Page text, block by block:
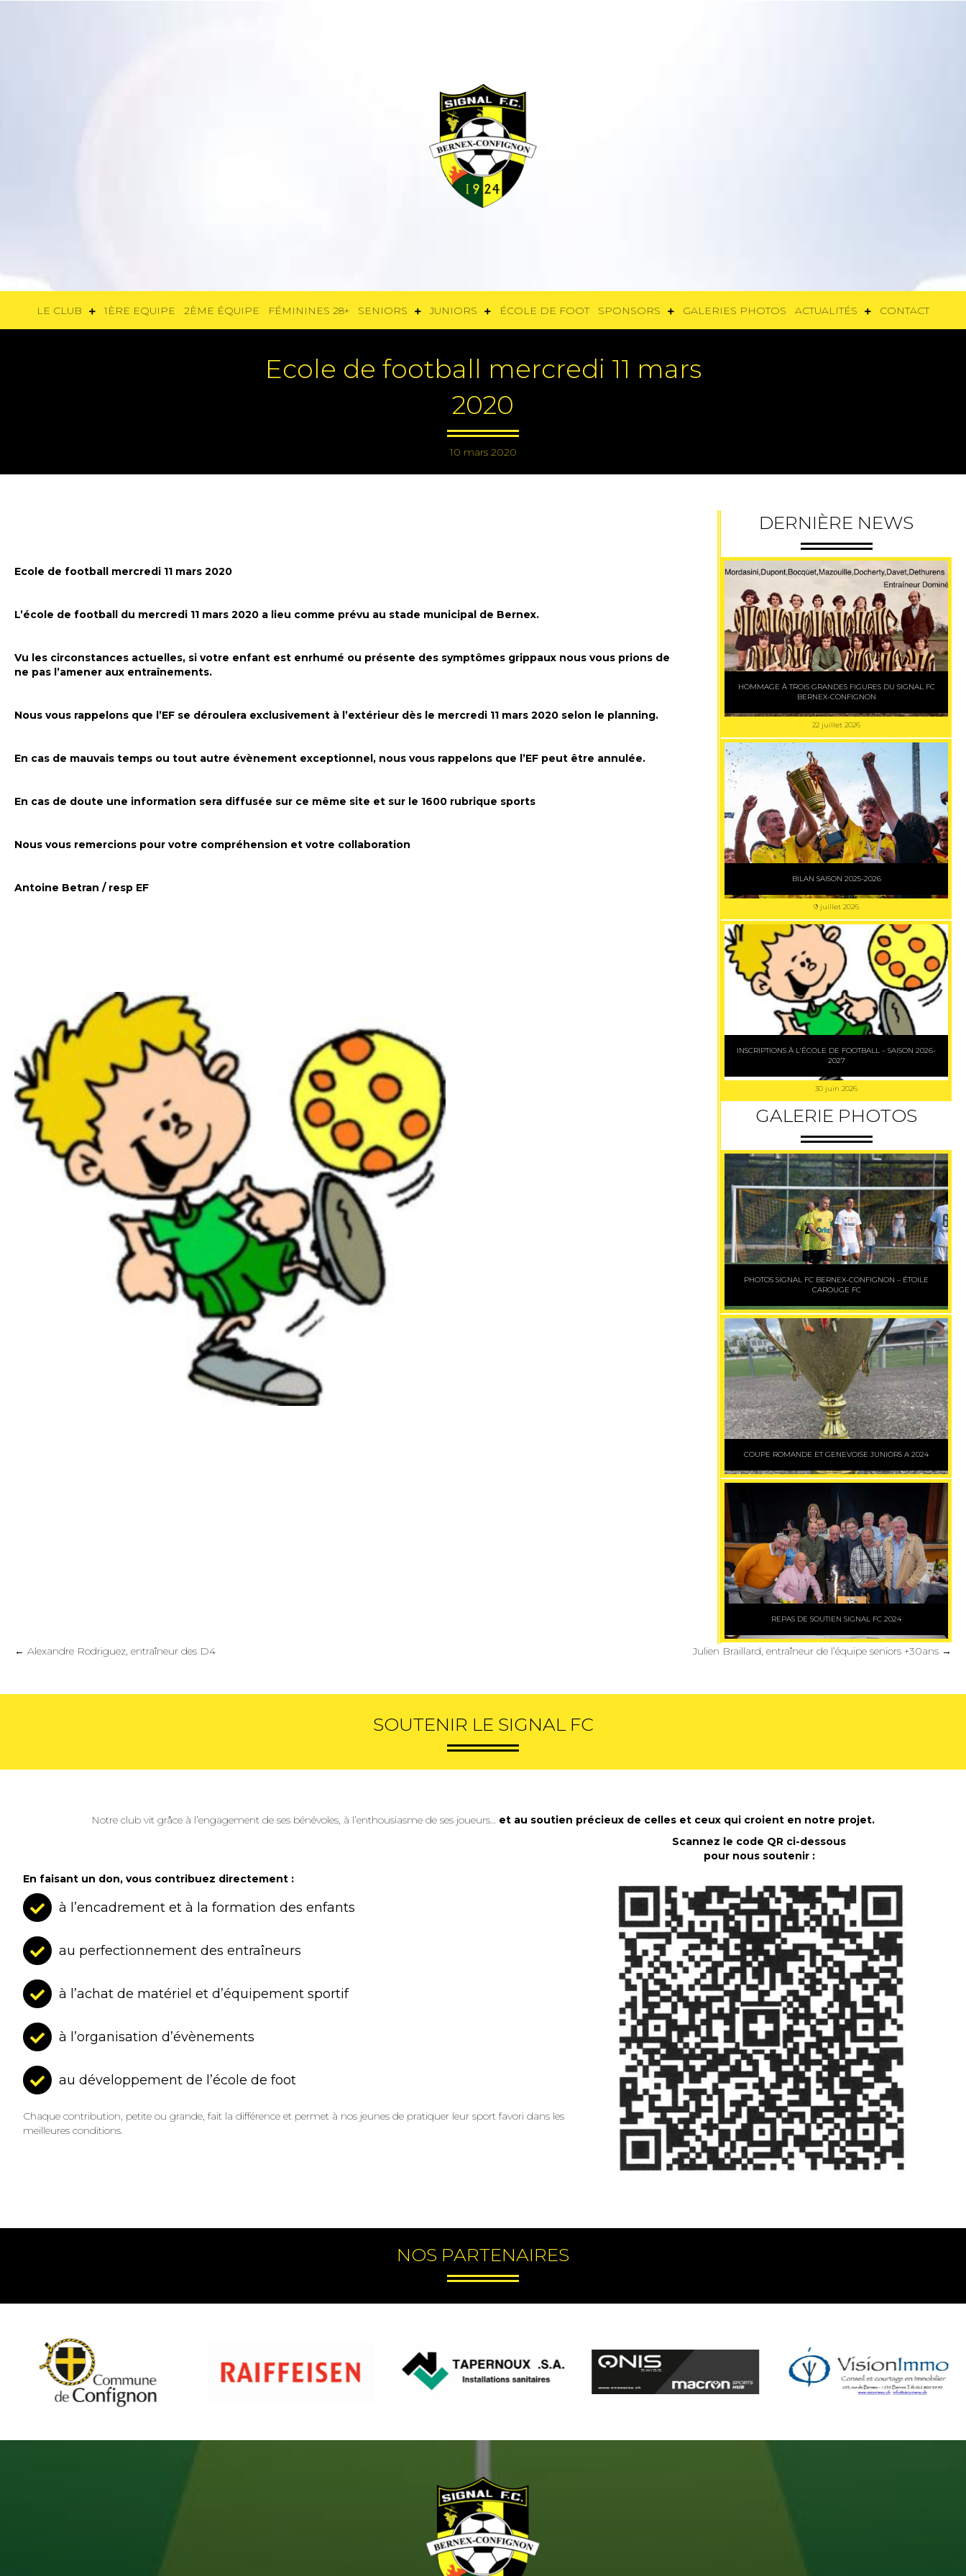
LE CLUB 1ÈRE EQUIPE 2ÈME ÉQUIPE FÉMININES 28+ SENIORS JUNIORS ÉCOLE DE FOOT SPONSORS GALERIES PHOTOS ACTUALITÉS CONTACT
Ecole de football mercredi 11 mars
2020
10 mars 2020
Ecole de football mercredi 11 mars 2020
L’école de football du mercredi 11 mars 2020 a lieu comme prévu au stade municipal de Bernex.
Vu les circonstances actuelles, si votre enfant est enrhumé ou présente des symptômes grippaux nous vous prions de
ne pas l’amener aux entraînements.
Nous vous rappelons que l’EF se déroulera exclusivement à l’extérieur dès le mercredi 11 mars 2020 selon le planning.
En cas de mauvais temps ou tout autre évènement exceptionnel, nous vous rappelons que l’EF peut être annulée.
En cas de doute une information sera diffusée sur ce même site et sur le 1600 rubrique sports
Nous vous remercions pour votre compréhension et votre collaboration
Antoine Betran / resp EF
DERNIÈRE NEWS
HOMMAGE À TROIS GRANDES FIGURES DU SIGNAL FC
BERNEX-CONFIGNON
22 juillet 2026
BILAN SAISON 2025-2026
9 juillet 2026
INSCRIPTIONS À L’ÉCOLE DE FOOTBALL – SAISON 2026-
2027
30 juin 2026
GALERIE PHOTOS
PHOTOS SIGNAL FC BERNEX-CONFIGNON – ÉTOILE
CAROUGE FC
COUPE ROMANDE ET GENEVOISE JUNIORS A 2024
REPAS DE SOUTIEN SIGNAL FC 2024
Posts
← Alexandre Rodriguez, entraîneur des D4 Julien Braillard, entraîneur de l’équipe seniors +30ans →
SOUTENIR LE SIGNAL FC
Notre club vit grâce à l’engagement de ses bénévoles, à l’enthousiasme de ses joueurs… et au soutien précieux de celles et ceux qui croient en notre projet.
En faisant un don, vous contribuez directement :
à l’encadrement et à la formation des enfants
au perfectionnement des entraîneurs
à l’achat de matériel et d’équipement sportif
à l’organisation d’évènements
au développement de l’école de foot
Chaque contribution, petite ou grande, fait la différence et permet à nos jeunes de pratiquer leur sport favori dans les
meilleures conditions.
Scannez le code QR ci-dessous
pour nous soutenir :
NOS PARTENAIRES